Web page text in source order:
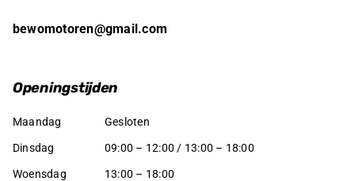
bewomotoren@gmail.com
Openingstijden
Maandag Gesloten
Dinsdag 09:00 – 12:00 / 13:00 – 18:00
Woensdag 13:00 – 18:00